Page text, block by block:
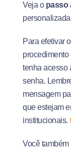
Veja opasso
Para efetivar
tenha acesso
senha.
mensagem
que estejam
institucionais.
Você também